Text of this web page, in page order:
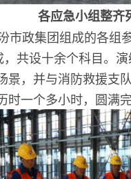
各应急小组整齐
市政集团组成的各
共设十余个科目。
景，并与消防救援支
时一个多小时，圆满